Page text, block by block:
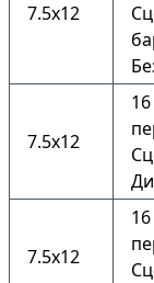
7.5х12
7.5х12
7.5х12